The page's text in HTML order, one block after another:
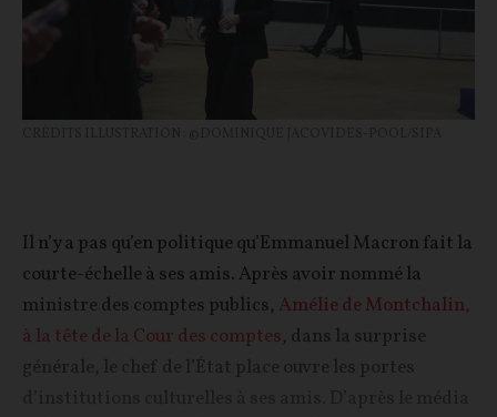
Il n’y a pas qu’en politique qu’Emmanuel Macron fait la
courte-échelle à ses amis. Après avoir nommé la
ministre des comptes publics, Amélie de Montchalin,
à la tête de la Cour des comptes, dans la surprise